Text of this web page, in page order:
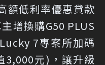
額低利率優惠貸款
增換購G50 PLUS
7專案所加碼
3,000元)，讓升級